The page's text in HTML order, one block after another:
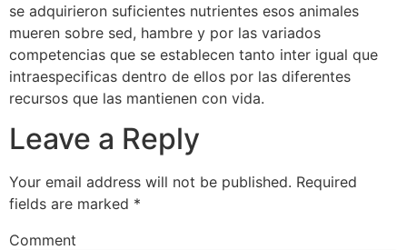
se adquirieron suficientes nutrientes esos animales
mueren sobre sed, hambre y por las variados
competencias que se establecen tanto inter igual que
intraespecificas dentro de ellos por las diferentes
recursos que las mantienen con vida.
Leave a Reply
Your email address will not be published. Required
fields are marked *
Comment